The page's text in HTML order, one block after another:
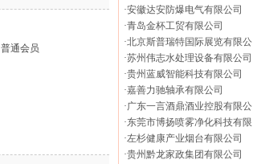
普通会员
·安徽达安防爆电气有限公司
·青岛金杯工贸有限公司
·北京斯普瑞特国际展览有限公
·苏州伟志水处理设备有限公司
·贵州蓝威智能科技有限公司
·嘉善力驰轴承有限公司
·广东一言酒鼎酒业控股有限公
·东莞市博扬喷雾净化科技有限
·左杉健康产业烟台有限公司
·贵州黔龙家政集团有限公司